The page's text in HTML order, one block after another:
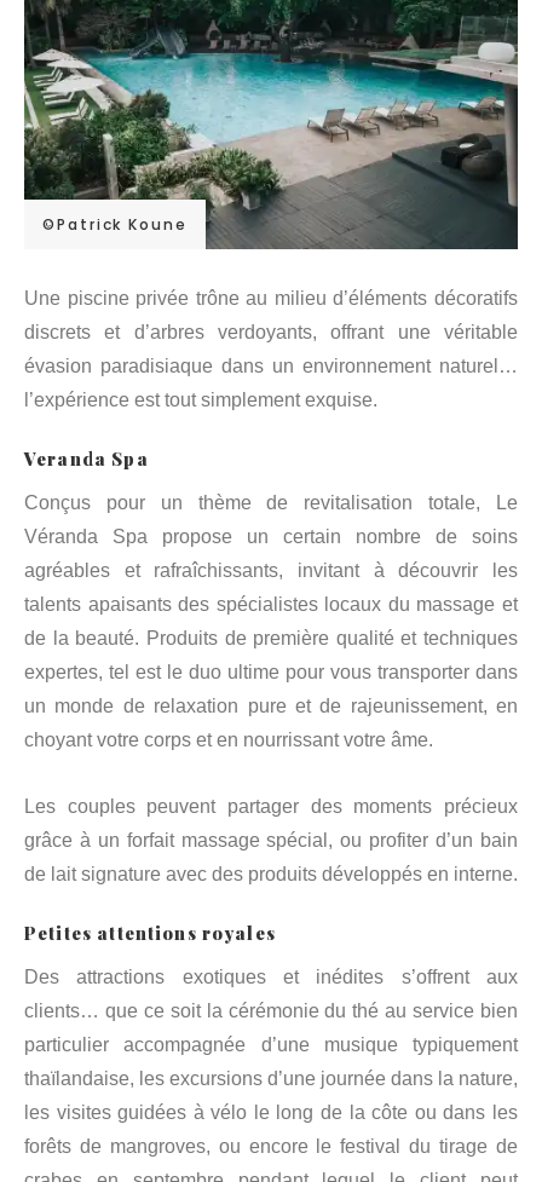
©Patrick Koune
Une piscine privée trône au milieu d’éléments décoratifs
discrets et d’arbres verdoyants, offrant une véritable
évasion paradisiaque dans un environnement naturel…
l’expérience est tout simplement exquise.
Veranda Spa
Conçus pour un thème de revitalisation totale, Le
Véranda Spa propose un certain nombre de soins
agréables et rafraîchissants, invitant à découvrir les
talents apaisants des spécialistes locaux du massage et
de la beauté. Produits de première qualité et techniques
expertes, tel est le duo ultime pour vous transporter dans
un monde de relaxation pure et de rajeunissement, en
choyant votre corps et en nourrissant votre âme.
Les couples peuvent partager des moments précieux
grâce à un forfait massage spécial, ou profiter d’un bain
de lait signature avec des produits développés en interne.
Petites attentions royales
Des attractions exotiques et inédites s’offrent aux
clients… que ce soit la cérémonie du thé au service bien
particulier accompagnée d’une musique typiquement
thaïlandaise, les excursions d’une journée dans la nature,
les visites guidées à vélo le long de la côte ou dans les
forêts de mangroves, ou encore le festival du tirage de